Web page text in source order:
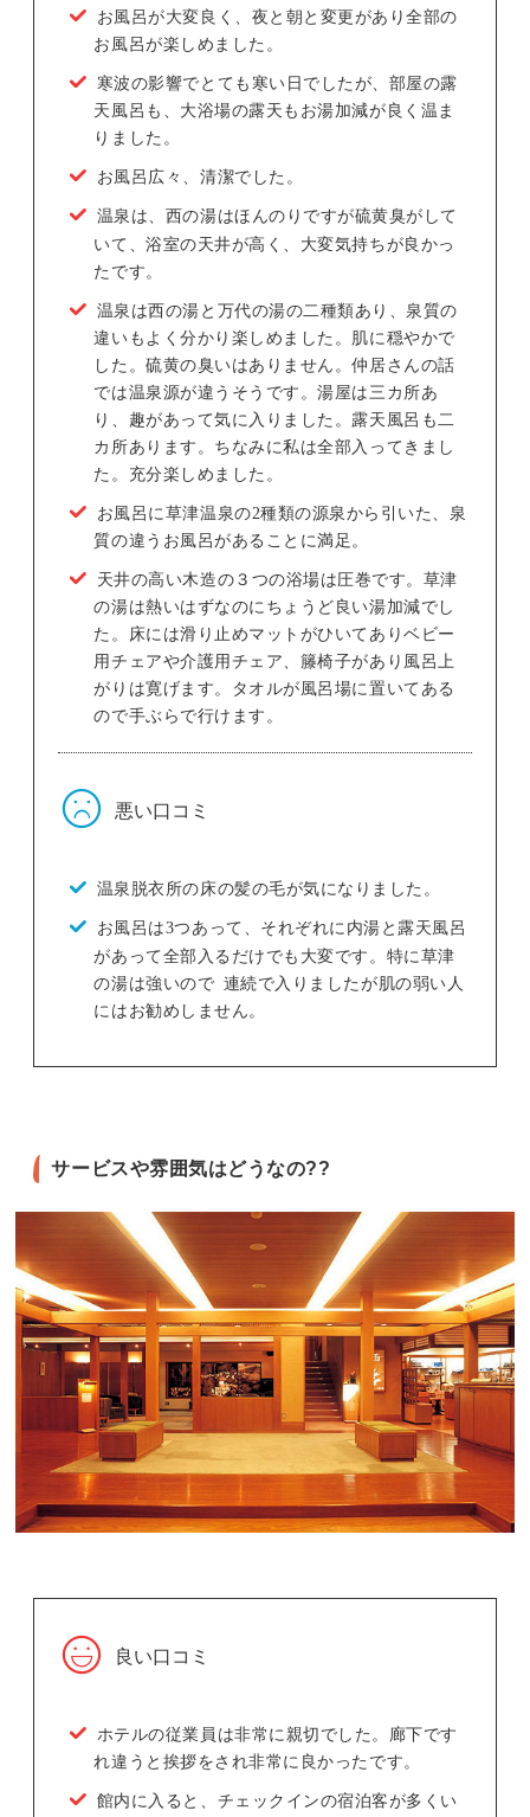
お風呂が大変良く、夜と朝と変更があり全部の
お風呂が楽しめました。
寒波の影響でとても寒い日でしたが、部屋の露
天風呂も、大浴場の露天もお湯加減が良く温ま
りました。
お風呂広々、清潔でした。
温泉は、西の湯はほんのりですが硫黄臭がして
いて、浴室の天井が高く、大変気持ちが良かっ
たです。
温泉は西の湯と万代の湯の二種類あり、泉質の
違いもよく分かり楽しめました。肌に穏やかで
した。硫黄の臭いはありません。仲居さんの話
では温泉源が違うそうです。湯屋は三カ所あ
り、趣があって気に入りました。露天風呂も二
カ所あります。ちなみに私は全部入ってきまし
た。充分楽しめました。
お風呂に草津温泉の2種類の源泉から引いた、泉
質の違うお風呂があることに満足。
天井の高い木造の３つの浴場は圧巻です。草津
の湯は熱いはずなのにちょうど良い湯加減でし
た。床には滑り止めマットがひいてありベビー
用チェアや介護用チェア、籐椅子があり風呂上
がりは寛げます。タオルが風呂場に置いてある
ので手ぶらで行けます。
悪い口コミ
温泉脱衣所の床の髪の毛が気になりました。
お風呂は3つあって、それぞれに内湯と露天風呂
があって全部入るだけでも大変です。特に草津
の湯は強いので 連続で入りましたが肌の弱い人
にはお勧めしません。
サービスや雰囲気はどうなの??
良い口コミ
ホテルの従業員は非常に親切でした。廊下です
れ違うと挨拶をされ非常に良かったです。
館内に入ると、チェックインの宿泊客が多くい